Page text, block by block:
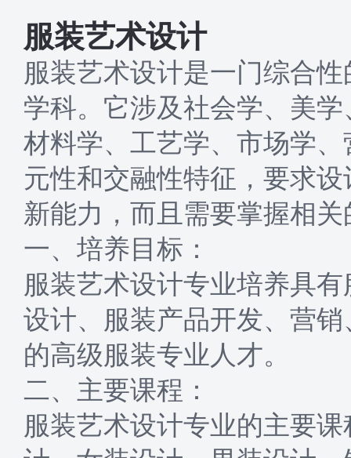
服装艺术设计
服装艺术设计是一门综合
学科。它涉及社会学、美
材料学、工艺学、市场学
元性和交融性特征，要求
新能力，而且需要掌握相
一、培养目标：
服装艺术设计专业培养具
设计、服装产品开发、营
的高级服装专业人才。
二、主要课程：
服装艺术设计专业的主要